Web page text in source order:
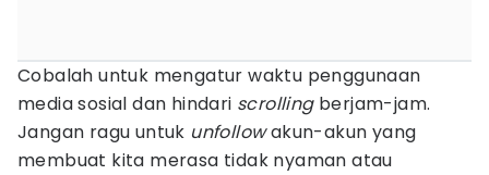
Cobalah untuk mengatur waktu penggunaan
media sosial dan hindari scrollingberjam-jam.
Jangan ragu untuk unfollowakun-akun yang
membuat kita merasa tidak nyaman atau